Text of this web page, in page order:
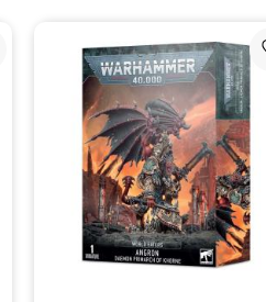
till i favoriter